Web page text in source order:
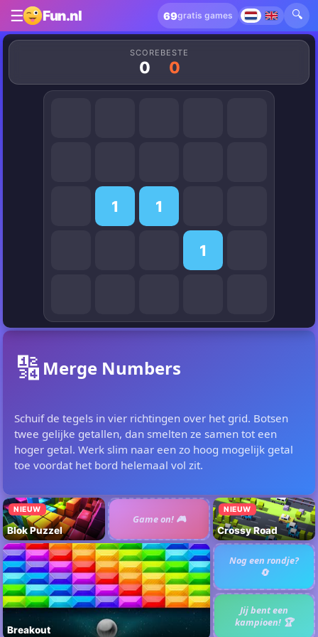
☰ Fun.nl 69gratis games 🔍
SCORE
0
BESTE
0
1 1
1
🔢 Merge Numbers
Schuif de tegels in vier richtingen over het grid. Botsen
twee gelijke getallen, dan smelten ze samen tot een
hoger getal. Werk slim naar een zo hoog mogelijk getal
toe voordat het bord helemaal vol zit.
NIEUW
Blok Puzzel
Game on! 🎮
Breakout
NIEUW
Crossy Road
Nog een rondje?
🔄
Jij bent een
kampioen! 🏆